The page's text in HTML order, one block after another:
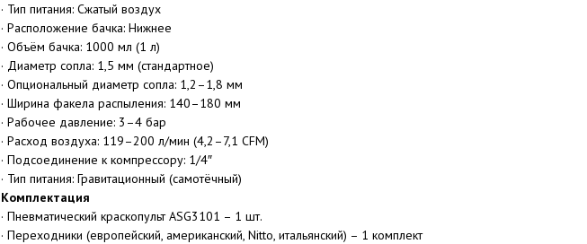
· Тип питания: Сжатый воздух
· Расположение бачка: Нижнее
· Объём бачка: 1000 мл (1 л)
· Диаметр сопла: 1,5 мм (стандартное)
· Опциональный диаметр сопла: 1,2–1,8 мм
· Ширина факела распыления: 140–180 мм
· Рабочее давление: 3–4 бар
· Расход воздуха: 119–200 л/мин (4,2–7,1 CFM)
· Подсоединение к компрессору: 1/4″
· Тип питания: Гравитационный (самотёчный)
Комплектация
· Пневматический краскопульт ASG3101 – 1 шт.
· Переходники (европейский, американский, Nitto, итальянский) – 1 комплект